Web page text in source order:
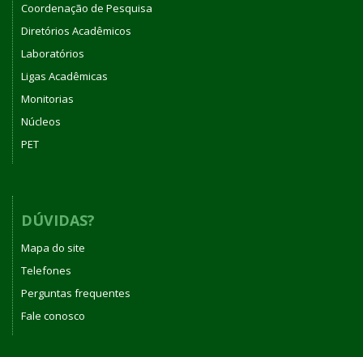
Coordenação de Pesquisa
Diretórios Acadêmicos
Laboratórios
Ligas Acadêmicas
Monitorias
Núcleos
PET
DÚVIDAS?
Mapa do site
Telefones
Perguntas frequentes
Fale conosco